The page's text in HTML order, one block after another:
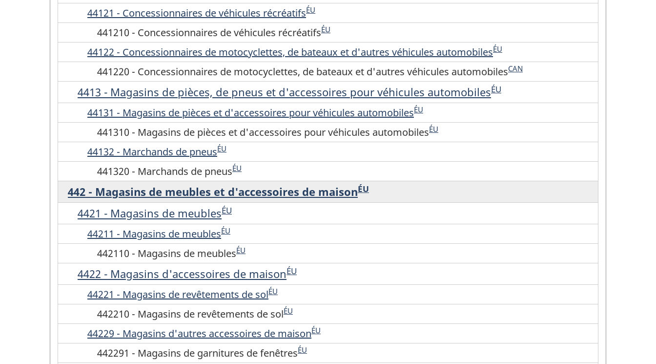
44121 - Concessionnaires de véhicules récréatifsÉU
441210 - Concessionnaires de véhicules récréatifsÉU
44122 - Concessionnaires de motocyclettes, de bateaux et d'autres véhicules automobilesÉU
441220 - Concessionnaires de motocyclettes, de bateaux et d'autres véhicules automobilesCAN
4413 - Magasins de pièces, de pneus et d'accessoires pour véhicules automobilesÉU
44131 - Magasins de pièces et d'accessoires pour véhicules automobilesÉU
441310 - Magasins de pièces et d'accessoires pour véhicules automobilesÉU
44132 - Marchands de pneusÉU
441320 - Marchands de pneusÉU
442 - Magasins de meubles et d'accessoires de maisonÉU
4421 - Magasins de meublesÉU
44211 - Magasins de meublesÉU
442110 - Magasins de meublesÉU
4422 - Magasins d'accessoires de maisonÉU
44221 - Magasins de revêtements de solÉU
442210 - Magasins de revêtements de solÉU
44229 - Magasins d'autres accessoires de maisonÉU
442291 - Magasins de garnitures de fenêtresÉU